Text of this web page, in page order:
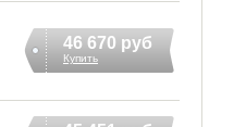
46 670 руб
Купить